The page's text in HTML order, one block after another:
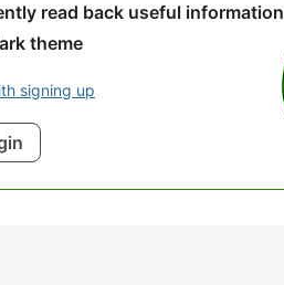
read back useful information
theme
signing up